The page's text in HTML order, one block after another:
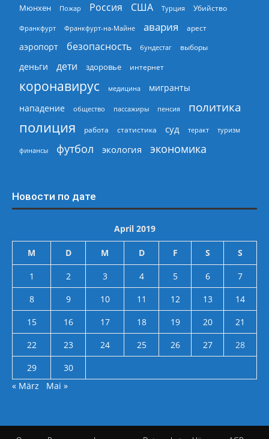
Мюнхен Пожар Россия США Турция Убийство
Франкфурт Франкфурт-на-Майне авария арест
аэропорт безопасность бундестаг выборы
деньги дети здоровье интернет
коронавирус медицина
мигранты
нападение
общество пассажиры пенсия политика
полиция работа статистика суд теракт туризм
финансы футбол экология экономика
Новости по дате
April 2019
M D M D F S S
1 2 3 4 5 6
7
8
9 10 11 12 13
14
15
16 17 18 19 20
21
22
23 24 25 26 27
28
29
30
« März
Mai »